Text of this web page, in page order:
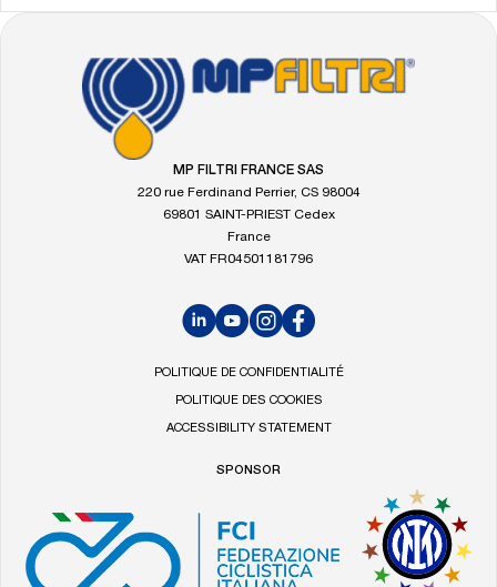
FOOTER
Allez
à
la
page
d'accueil
MP FILTRI FRANCE SAS
220 rue Ferdinand Perrier, CS 98004
69801 SAINT-PRIEST Cedex
France
VAT FR04501181796
LinkedInYouTubeInstagramFacebook
POLITIQUE DE CONFIDENTIALITÉ
POLITIQUE DES COOKIES
ACCESSIBILITY STATEMENT
SPONSOR